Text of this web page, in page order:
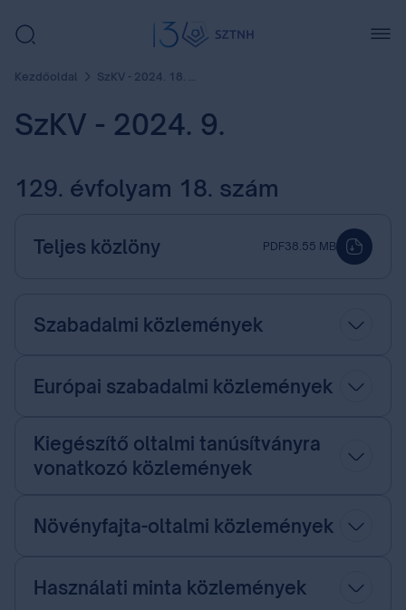
Kezdőoldal SzKV - 2024. 18. szám
SzKV - 2024. 9.
129. évfolyam 18. szám
Teljes közlöny PDF38.55 MB
Szabadalmi közlemények
Európai szabadalmi közlemények
Kiegészítő oltalmi tanúsítványra
vonatkozó közlemények
Növényfajta-oltalmi közlemények
Használati minta közlemények